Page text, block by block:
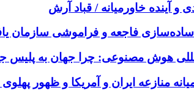
و آینده خاورمیانه / قباد آرش
فاجعە و فراموشی سازمان
هوش مصنوعی: چرا جهان به پلیس
منازعە ایران و آمریکا و ظهور